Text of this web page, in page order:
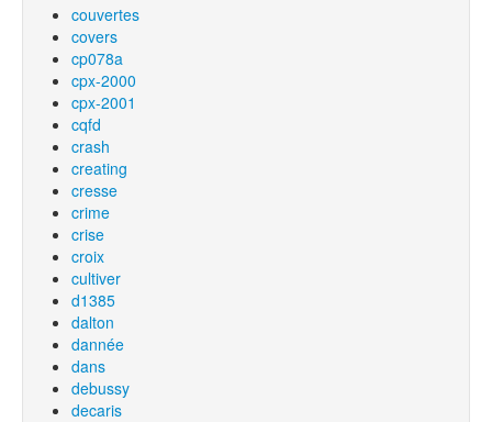
couvertes
covers
cp078a
cpx-2000
cpx-2001
cqfd
crash
creating
cresse
crime
crise
croix
cultiver
d1385
dalton
dannée
dans
debussy
decaris